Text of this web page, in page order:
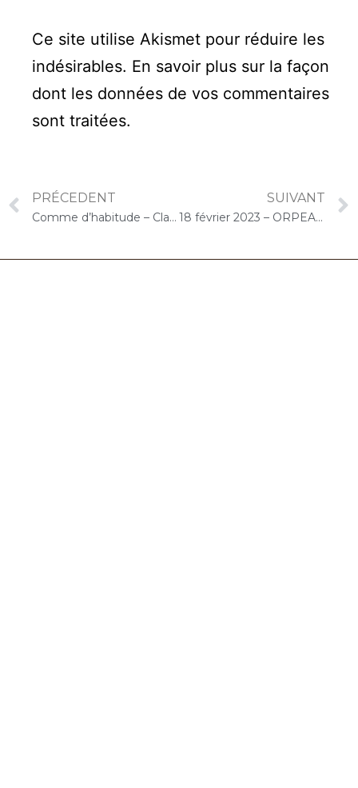
Ce site utilise Akismet pour réduire les
indésirables. En savoir plus sur la façon
dont les données de vos commentaires
sont traitées.
PRÉCEDENT
Comme d’habitude – Claude François
SUIVANT
18 février 2023 – ORPEA Saint-Jacques (Paris) : Concert « Cello Solo »